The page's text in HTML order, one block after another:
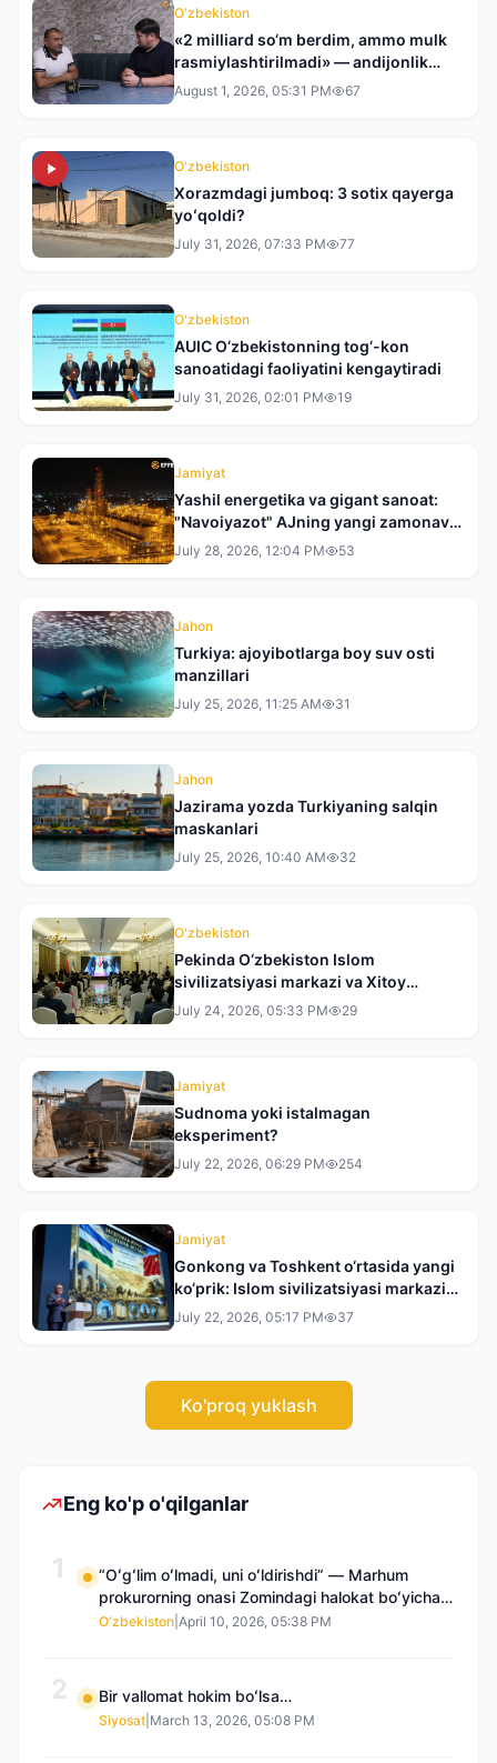
O'zbekiston
«2 milliard so‘m berdim, ammo mulk
rasmiylashtirilmadi» — andijonlik
tadbirkor tergovdan norozi
August 1, 2026, 05:31 PM 67
O'zbekiston
Xorazmdagi jumboq: 3 sotix qayerga
yoʻqoldi?
July 31, 2026, 07:33 PM 77
O'zbekiston
AUIC O‘zbekistonning tog‘-kon
sanoatidagi faoliyatini kengaytiradi
July 31, 2026, 02:01 PM 19
Jamiyat
Yashil energetika va gigant sanoat:
"Navoiyazot" AJning yangi zamonaviy
qiyofasiga bir nazar
July 28, 2026, 12:04 PM 53
Jahon
Turkiya: ajoyibotlarga boy suv osti
manzillari
July 25, 2026, 11:25 AM 31
Jahon
Jazirama yozda Turkiyaning salqin
maskanlari
July 25, 2026, 10:40 AM 32
O'zbekiston
Pekinda O‘zbekiston Islom
sivilizatsiyasi markazi va Xitoy
muzeylarining yangi hamkorlik
July 24, 2026, 05:33 PM 29
Jamiyat
Sudnoma yoki istalmagan
eksperiment?
July 22, 2026, 06:29 PM 254
Jamiyat
Gonkong va Toshkent o‘rtasida yangi
ko‘prik: Islom sivilizatsiyasi markazi
XXRda taqdim etildi
July 22, 2026, 05:17 PM 37
Ko'proq yuklash
Eng ko'p o'qilganlar
1
“Oʻgʻlim oʻlmadi, uni oʻldirishdi” — Marhum
prokurorning onasi Zomindagi halokat boʻyicha
qayta tergov talab qilmoqda
O'zbekiston April 10, 2026, 05:38 PM
2 Bir vallomat hokim boʻlsa…
Siyosat March 13, 2026, 05:08 PM